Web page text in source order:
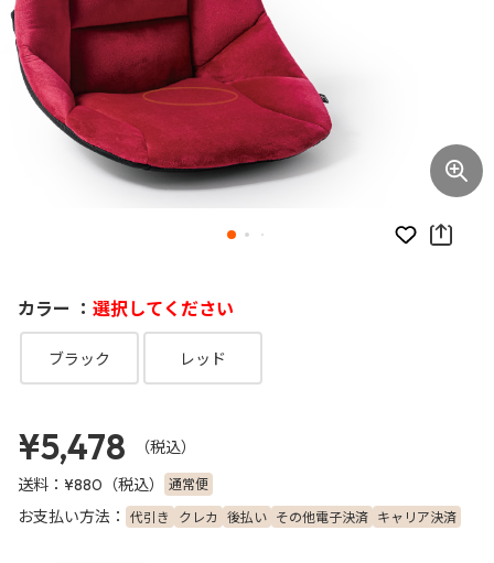
お気に入り
カラー ： 選択してください
ブラック レッド
¥5,478
（税込）
送料： ¥880 （税込） 通常便
お支払い方法： 代引き クレカ 後払い その他電子決済 キャリア決済